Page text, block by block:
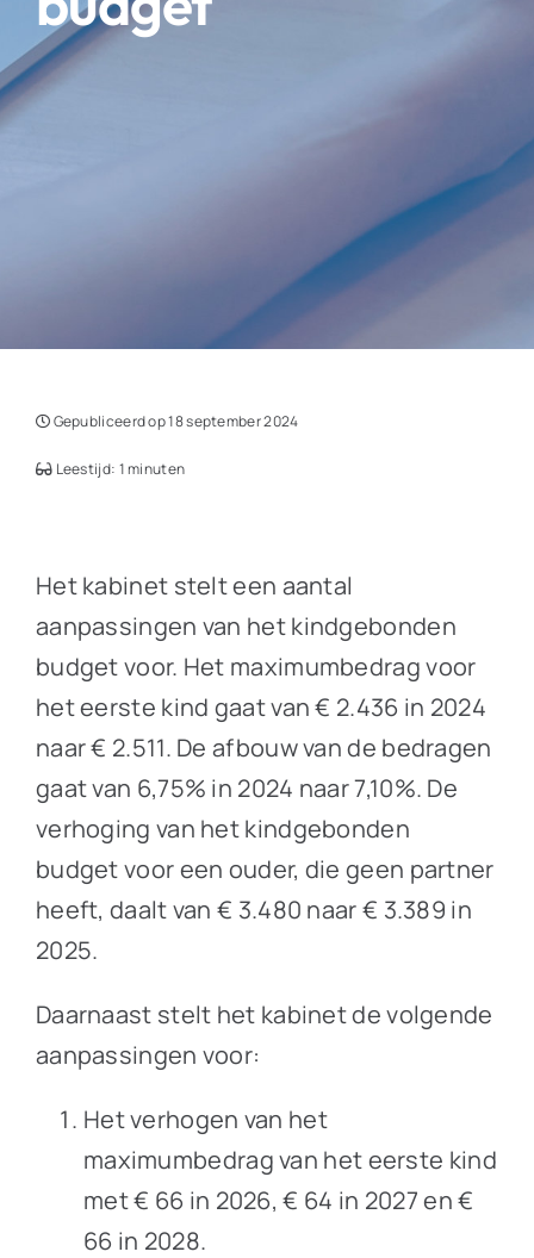
Gepubliceerd op 18 september 2024
Leestijd: 1 minuten
Het kabinet stelt een aantal
aanpassingen van het kindgebonden
budget voor. Het maximumbedrag voor
het eerste kind gaat van € 2.436 in 2024
naar € 2.511. De afbouw van de bedragen
gaat van 6,75% in 2024 naar 7,10%. De
verhoging van het kindgebonden
budget voor een ouder, die geen partner
heeft, daalt van € 3.480 naar € 3.389 in
2025.
Daarnaast stelt het kabinet de volgende
aanpassingen voor:
Het verhogen van het
maximumbedrag van het eerste kind
met € 66 in 2026, € 64 in 2027 en €
66 in 2028.